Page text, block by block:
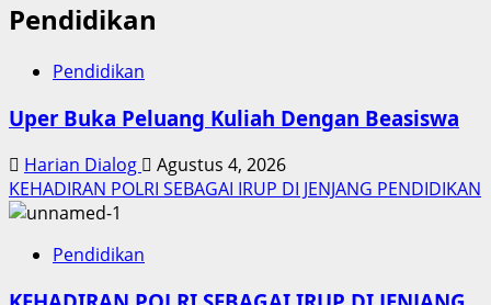
Pendidikan
Pendidikan
Uper Buka Peluang Kuliah Dengan Beasiswa
Harian Dialog
Agustus 4, 2026
KEHADIRAN POLRI SEBAGAI IRUP DI JENJANG PENDIDIKAN
Pendidikan